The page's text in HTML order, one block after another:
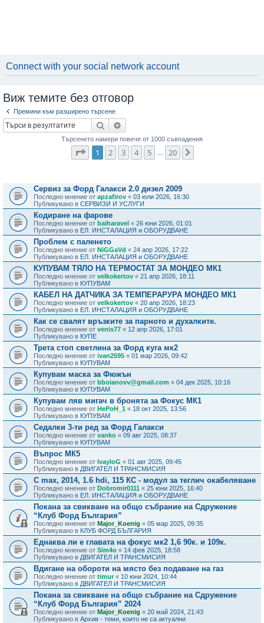
Connect with your social network account
Виж темите без отговор
Премини към разширено търсене
Търсене
Търсенето намери повече от 1000 съвпадения
Страница1 от
1 2 3 4 5 20
Сервиз за Форд Галакси 2.0 дизел 2009
Последно мнение от apzafirov « 03 юли 2026, 16:30
Публикувано в СЕРВИЗИ И УСЛУГИ
Кодиране на фарове
Последно мнение от baiharavel « 26 юни 2026, 01:01
Публикувано в ЕЛ. ИНСТАЛАЦИЯ и ОБОРУДВАНЕ
Проблем с паленето
Последно мнение от NiGGaVd « 24 апр 2026, 17:22
Публикувано в ЕЛ. ИНСТАЛАЦИЯ и ОБОРУДВАНЕ
КУПУВАМ ТЯЛО НА ТЕРМОСТАТ ЗА МОНДЕО МК1
Последно мнение от velkokertov « 21 апр 2026, 18:11
Публикувано в КУПУВАМ
КАБЕЛ НА ДАТЧИКА ЗА ТЕМПЕРАРУРА МОНДЕО МК1
Последно мнение от velkokertov « 20 апр 2026, 18:23
Публикувано в ЕЛ. ИНСТАЛАЦИЯ и ОБОРУДВАНЕ
Как се свалят връзките за парното и духалките.
Последно мнение от venis77 « 12 апр 2026, 17:01
Публикувано в КУПЕ
Трета стоп светлина за Форд куга мк2
Последно мнение от ivan2595 « 01 мар 2026, 09:42
Публикувано в КУПУВАМ
Купувам маска за Фюжън
Последно мнение от bboianovv@gmail.com « 04 дек 2025, 10:16
Публикувано в КУПУВАМ
Купувам ляв мигач в бронята за Фокус МК1
Последно мнение от HePoH_1 « 18 окт 2025, 13:56
Публикувано в КУПУВАМ
Седалки 3-ти ред за Форд Галакси
Последно мнение от vanko « 09 авг 2025, 08:37
Публикувано в КУПУВАМ
Въпрос МК5
Последно мнение от IvayloG « 01 авг 2025, 09:45
Публикувано в ДВИГАТЕЛ И ТРАНСМИСИЯ
C max, 2014, 1.6 hdi, 115 КС - модул за теглич окабеляване
Последно мнение от Dobromir0111 « 25 юни 2025, 16:40
Публикувано в ЕЛ. ИНСТАЛАЦИЯ и ОБОРУДВАНЕ
Покана за свикване на общо събрание на Сдружение
“Клуб Форд България”
Последно мнение от Major_Koenig « 05 мар 2025, 09:35
Публикувано в КЛУБ ФОРД БЪЛГАРИЯ
Еднаква ли е главата на фокус мк2 1,6 90к. и 109к.
Последно мнение от Sim4o « 14 фев 2025, 18:58
Публикувано в ДВИГАТЕЛ И ТРАНСМИСИЯ
Вдигане на обороти на място без подаване на газ
Последно мнение от timur« 10 юни 2024, 10:44
Публикувано в ДВИГАТЕЛ И ТРАНСМИСИЯ
Покана за свикване на общо събрание на Сдружение
“Клуб Форд България” 2024
Последно мнение от Major_Koenig « 20 май 2024, 21:43
Публикувано в Архив - теми, които не са актуални